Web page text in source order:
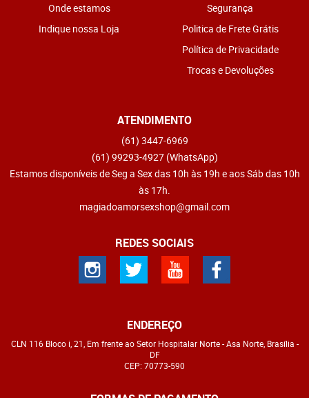
Onde estamos
Indique nossa Loja
Segurança
Politica de Frete Grátis
Política de Privacidade
Trocas e Devoluções
ATENDIMENTO
(61) 3447-6969
(61) 99293-4927 (WhatsApp)
Estamos disponíveis de Seg a Sex das 10h às 19h e aos Sáb das 10h
às 17h.
magiadoamorsexshop@gmail.com
REDES SOCIAIS
ENDEREÇO
CLN 116 Bloco i, 21, Em frente ao Setor Hospitalar Norte-Asa Norte, Brasília -
DF
CEP: 70773-590